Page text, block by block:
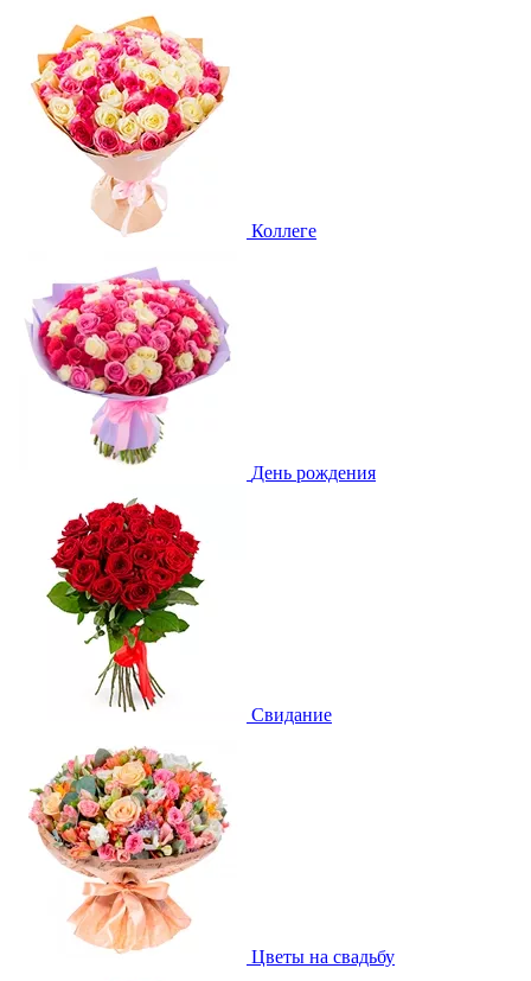
Коллеге
День рождения
Свидание
Цветы на свадьбу